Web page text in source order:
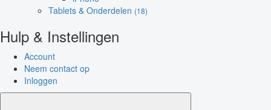
Tablets & Onderdelen (18)
Hulp & Instellingen
Account
Neem contact op
Inloggen